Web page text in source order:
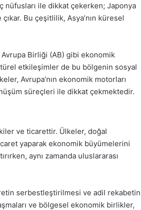
nüfusları ile dikkat çekerken; Japonya
Bu çeşitlilik, Asya’nın küresel
Birliği (AB) gibi ekonomik
etkileşimler de bu bölgenin sosyal
Avrupa’nın ekonomik motorları
süreçleri ile dikkat çekmektedir.
ve ticarettir. Ülkeler, doğal
yaparak ekonomik büyümelerini
aynı zamanda uluslararası
serbestleştirilmesi ve adil rekabetin
ve bölgesel ekonomik birlikler,